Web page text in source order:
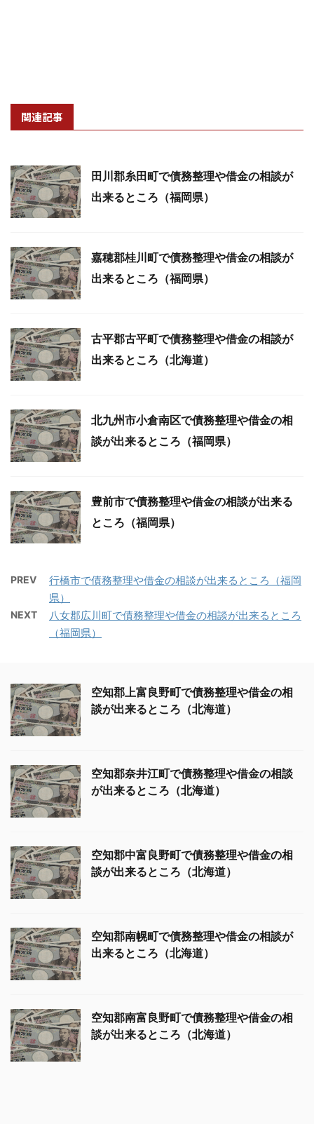
関連記事
田川郡糸田町で債務整理や借金の相談が
出来るところ（福岡県）
嘉穂郡桂川町で債務整理や借金の相談が
出来るところ（福岡県）
古平郡古平町で債務整理や借金の相談が
出来るところ（北海道）
北九州市小倉南区で債務整理や借金の相
談が出来るところ（福岡県）
豊前市で債務整理や借金の相談が出来る
ところ（福岡県）
PREV
行橋市で債務整理や借金の相談が出来るところ（福岡
県）
NEXT
八女郡広川町で債務整理や借金の相談が出来るところ
（福岡県）
空知郡上富良野町で債務整理や借金の相
談が出来るところ（北海道）
空知郡奈井江町で債務整理や借金の相談
が出来るところ（北海道）
空知郡中富良野町で債務整理や借金の相
談が出来るところ（北海道）
空知郡南幌町で債務整理や借金の相談が
出来るところ（北海道）
空知郡南富良野町で債務整理や借金の相
談が出来るところ（北海道）